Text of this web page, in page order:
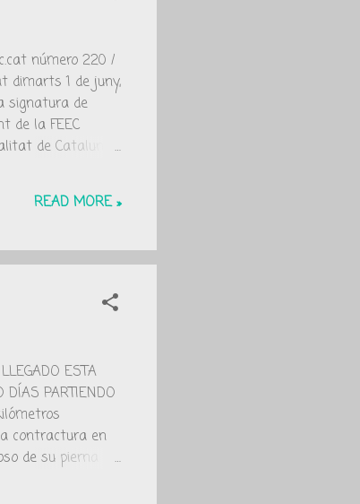
número 220 /
dimarts 1 de juny,
signatura de
de la FEEC
de Catalunya
(UFEC)
tindrà lloc ...
READ MORE »
ESTA
DÍAS PARTIENDO
contractura en
de su pierna